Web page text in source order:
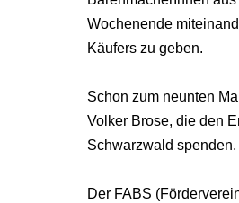
Wochenende
Käufers zu geben.
Schon zum neunten
Volker Brose, die den
Schwarzwald spenden.
Der FABS